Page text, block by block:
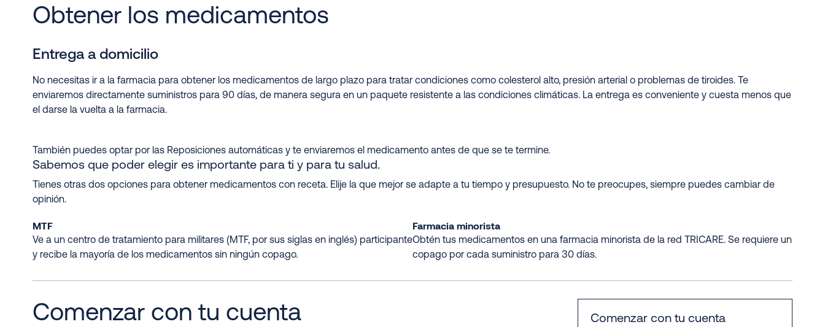
Obtener los medicamentos
Entrega a domicilio
No necesitas ir a la farmacia para obtener los medicamentos de largo plazo para tratar condiciones como colesterol alto, presión arterial o problemas de tiroides. Te
enviaremos directamente suministros para 90 días, de manera segura en un paquete resistente a las condiciones climáticas. La entrega es conveniente y cuesta menos que
el darse la vuelta a la farmacia.
También puedes optar por las Reposiciones automáticas y te enviaremos el medicamento antes de que se te termine.
Sabemos que poder elegir es importante para ti y para tu salud.
Tienes otras dos opciones para obtener medicamentos con receta. Elije la que mejor se adapte a tu tiempo y presupuesto. No te preocupes, siempre puedes cambiar de
opinión.
MTF
Ve a un centro de tratamiento para militares (MTF, por sus siglas en inglés) participante
y recibe la mayoría de los medicamentos sin ningún copago.
Farmacia minorista
Obtén tus medicamentos en una farmacia minorista de la red TRICARE. Se requiere un
copago por cada suministro para 30 días.
Comenzar con tu cuenta
Comenzar con tu cuenta